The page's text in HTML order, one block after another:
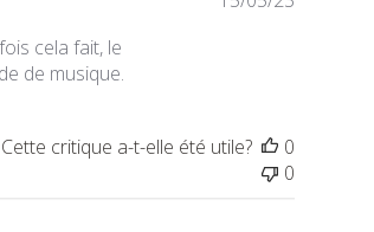
cela fait, le
de musique.
Cette critique a-t-elle été utile?
0
0